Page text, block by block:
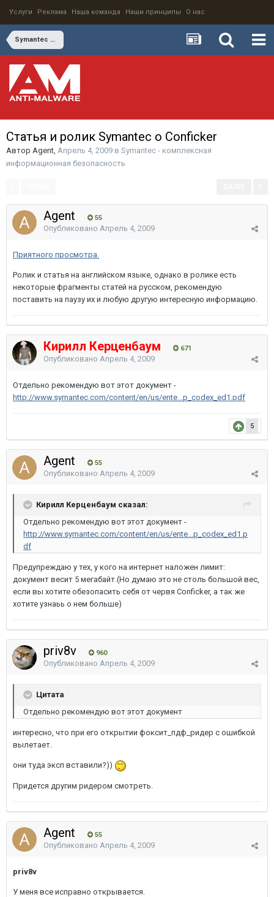
Услуги Реклама Наша команда Наши принципы О нас
Symantec - комплексная информационная безопасность
Статья и ролик Symantec о Conficker
Автор Agent, Апрель 4, 2009 в Symantec - комплексная
информационная безопасность
Agent 55
Опубликовано Апрель 4, 2009
Приятного просмотра.
Ролик и статья на английском языке, однако в ролике есть
некоторые фрагменты статей на русском, рекомендую
поставить на паузу их и любую другую интересную информацию.
Кирилл Керценбаум 671
Опубликовано Апрель 4, 2009
Отдельно рекомендую вот этот документ -
http://www.symantec.com/content/en/us/ente...p_codex_ed1.pdf
5
Agent 55
Опубликовано Апрель 4, 2009
Кирилл Керценбаум сказал:
Отдельно рекомендую вот этот документ -
http://www.symantec.com/content/en/us/ente...p_codex_ed1.p
df
Предупреждаю у тех, у кого на интернет наложен лимит:
документ весит 5 мегабайт.(Но думаю это не столь большой вес,
если вы хотите обезопасить себя от червя Conficker, а так же
хотите узнаьь о нем больше)
priv8v 960
Опубликовано Апрель 4, 2009
Цитата
Отдельно рекомендую вот этот документ
интересно, что при его открытии фоксит_пдф_ридер с ошибкой
вылетает.
они туда эксп вставили?))
Придется другим ридером смотреть.
Agent 55
Опубликовано Апрель 4, 2009
priv8v
У меня все исправно открывается.